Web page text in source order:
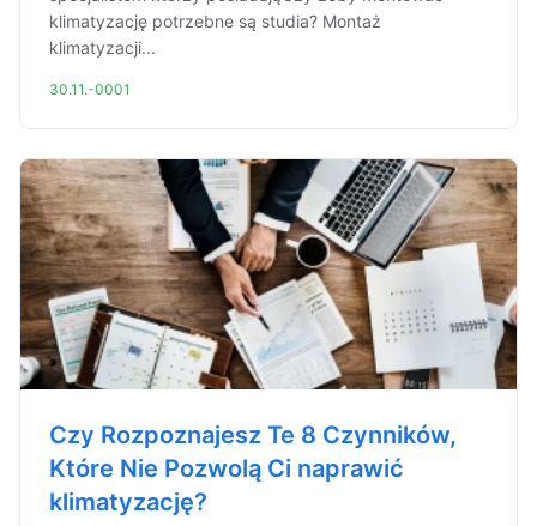
klimatyzację potrzebne są studia? Montaż
klimatyzacji...
30.11.-0001
Czy Rozpoznajesz Te 8 Czynników,
Które Nie Pozwolą Ci naprawić
klimatyzację?